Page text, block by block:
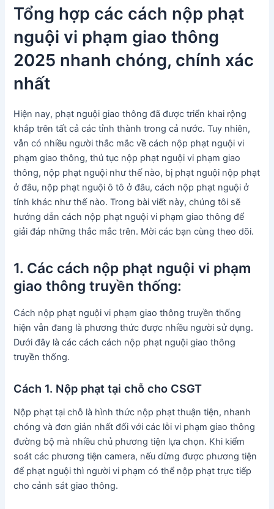
Tổng hợp các cách nộp phạt
nguội vi phạm giao thông
2025 nhanh chóng, chính xác
nhất
Hiện nay, phạt nguội giao thông đã được triển khai rộng
khắp trên tất cả các tỉnh thành trong cả nước. Tuy nhiên,
vẫn có nhiều người thắc mắc về cách nộp phạt nguội vi
phạm giao thông, thủ tục nộp phạt nguội vi phạm giao
thông, nộp phạt nguội như thế nào, bị phạt nguội nộp phạt
ở đâu, nộp phạt nguội ô tô ở đâu, cách nộp phạt nguội ở
tỉnh khác như thế nào. Trong bài viết này, chúng tôi sẽ
hướng dẫn cách nộp phạt nguội vi phạm giao thông để
giải đáp những thắc mắc trên. Mời các bạn cùng theo dõi.
1. Các cách nộp phạt nguội vi phạm
giao thông truyền thống:
Cách nộp phạt nguội vi phạm giao thông truyền thống
hiện vẫn đang là phương thức được nhiều người sử dụng.
Dưới đây là các cách cách nộp phạt nguội giao thông
truyền thống.
Cách 1. Nộp phạt tại chỗ cho CSGT
Nộp phạt tại chỗ là hình thức nộp phạt thuận tiện, nhanh
chóng và đơn giản nhất đối với các lỗi vi phạm giao thông
đường bộ mà nhiều chủ phương tiện lựa chọn. Khi kiểm
soát các phương tiện camera, nếu dừng được phương tiện
để phạt nguội thì người vi phạm có thể nộp phạt trực tiếp
cho cảnh sát giao thông.